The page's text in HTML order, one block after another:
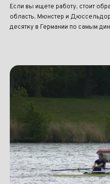
Если вы ищете работу, стоит
область, Мюнстер и
десятку в Германии по самым